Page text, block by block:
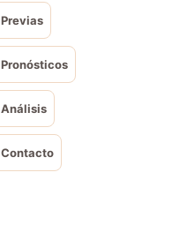
Previas
Pronósticos
Análisis
Contacto